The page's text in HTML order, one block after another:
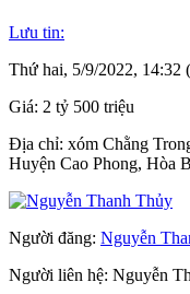
Lưu tin:
Thứ hai, 5/9/2022, 14:32
Giá: 2 tỷ 500 triệu
Địa chỉ: xóm Chằng
Huyện Cao Phong, Hòa
Người đăng: Nguyễn
Người liên hệ: Nguyễn